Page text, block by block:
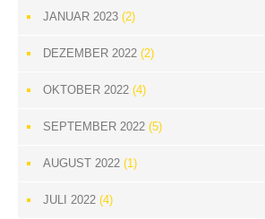
JANUAR 2023 (2)
DEZEMBER 2022 (2)
OKTOBER 2022 (4)
SEPTEMBER 2022 (5)
AUGUST 2022 (1)
JULI 2022 (4)